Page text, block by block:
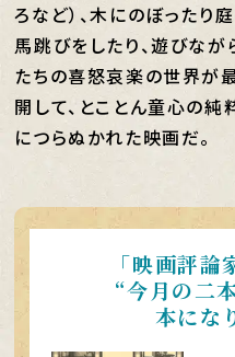
ろなど）、木にのぼったり
馬跳びをしたり、遊びな
たちの喜怒哀楽の世界が
開して、とことん童心の純
につらぬかれた映画だ。
「映画評
“今月の二
本にな